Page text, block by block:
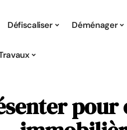
Défiscaliser Déménager